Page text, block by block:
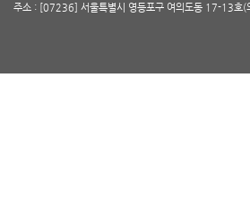
주소 : [07236] 서울특별시 영등포구 여의도동 17-13호